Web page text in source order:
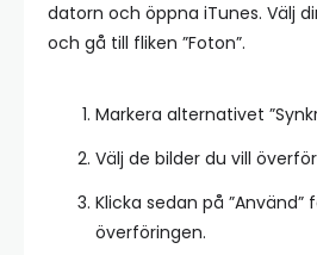
datorn och öppna iTunes. Välj
och gå till fliken ”Foton”.
Markera alternativet
Välj de bilder du vill
Klicka sedan på
överföringen.